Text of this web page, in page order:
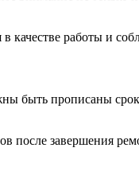
качестве работы и
быть прописаны
после завершения